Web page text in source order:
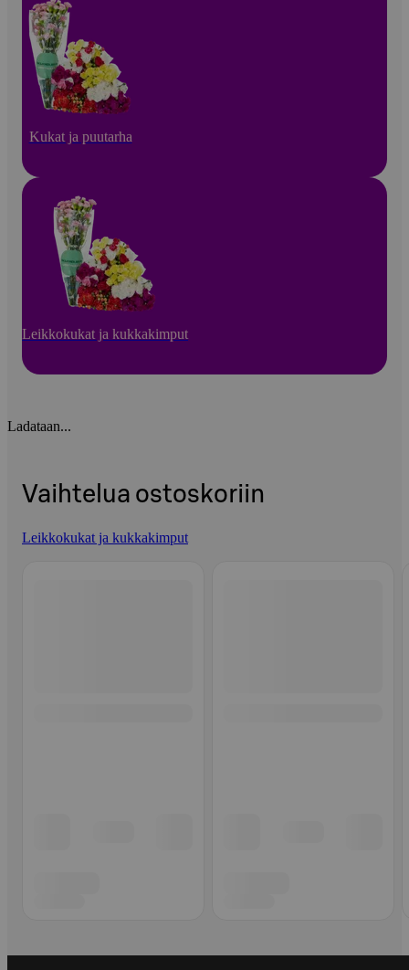
Kukat ja puutarha
Leikkokukat ja kukkakimput
Ladataan...
Vaihtelua ostoskoriin
Leikkokukat ja kukkakimput